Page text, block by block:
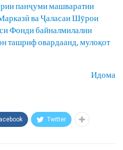
панҷуми машваратии
ва Ҷаласаи Шӯрои
Фонди байналмилалии
ташриф овардаанд, мулоқот
Идома
Twitter